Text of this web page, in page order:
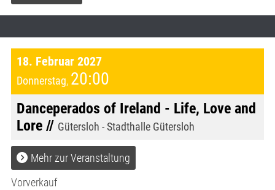
18. Februar 2027
Donnerstag, 20:00
Danceperados of Ireland - Life, Love and
Lore // Gütersloh - Stadthalle Gütersloh
Mehr zur Veranstaltung
Vorverkauf